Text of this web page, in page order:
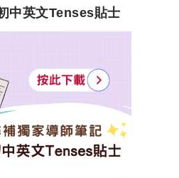
中英文Tenses貼士